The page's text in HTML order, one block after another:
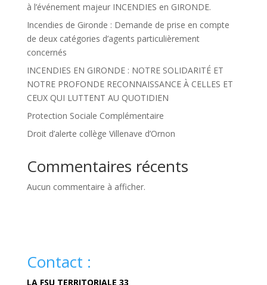
à l’événement majeur INCENDIES en GIRONDE.
Incendies de Gironde : Demande de prise en compte
de deux catégories d’agents particulièrement
concernés
INCENDIES EN GIRONDE : NOTRE SOLIDARITÉ ET
NOTRE PROFONDE RECONNAISSANCE À CELLES ET
CEUX QUI LUTTENT AU QUOTIDIEN
Protection Sociale Complémentaire
Droit d’alerte collège Villenave d’Ornon
Commentaires récents
Aucun commentaire à afficher.
Contact :
LA FSU TERRITORIALE 33